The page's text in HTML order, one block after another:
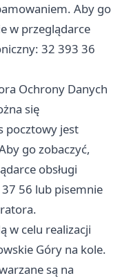
Aby go
w przeglądarce
32 393 36
Ochrony Danych
się
pocztowy jest
go zobaczyć,
obsługi
56 lub pisemnie
w celu realizacji
Góry na kole.
są na